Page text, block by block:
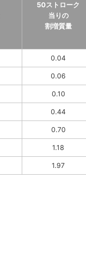
50ストローク
当りの
割増質量
0.04
0.06
0.10
0.44
0.70
1.18
1.97